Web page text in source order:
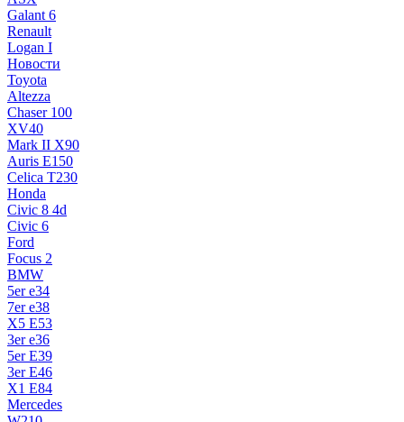
Galant 6
Renault
Logan I
Новости
Toyota
Altezza
Chaser 100
XV40
Mark II X90
Auris E150
Celica T230
Honda
Civic 8 4d
Civic 6
Ford
Focus 2
BMW
5er e34
7er e38
X5 E53
3er e36
5er E39
3er E46
X1 E84
Mercedes